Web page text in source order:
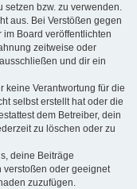
bzw. zu verwenden.
aus. Bei Verstößen gegen
Board veröffentlichten
zeitweise oder
und dir ein
keine Verantwortung für die
selbst erstellt hat oder die
dem Betreiber, dein
zu löschen oder zu
deine Beiträge
verstoßen oder geeignet
zuzufügen.